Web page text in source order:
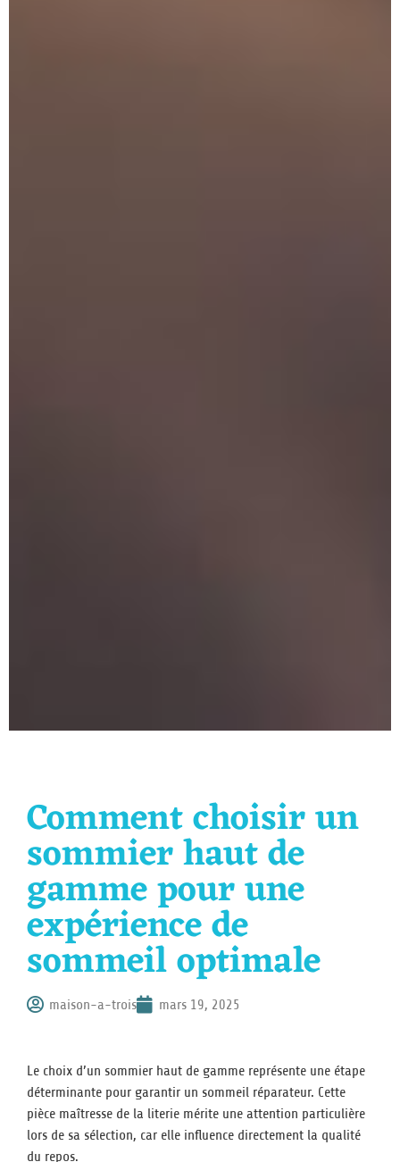
Comment choisir un
sommier haut de
gamme pour une
expérience de
sommeil optimale
maison-a-trois mars 19, 2025
Le choix d’un sommier haut de gamme représente une étape
déterminante pour garantir un sommeil réparateur. Cette
pièce maîtresse de la literie mérite une attention particulière
lors de sa sélection, car elle influence directement la qualité
du repos.